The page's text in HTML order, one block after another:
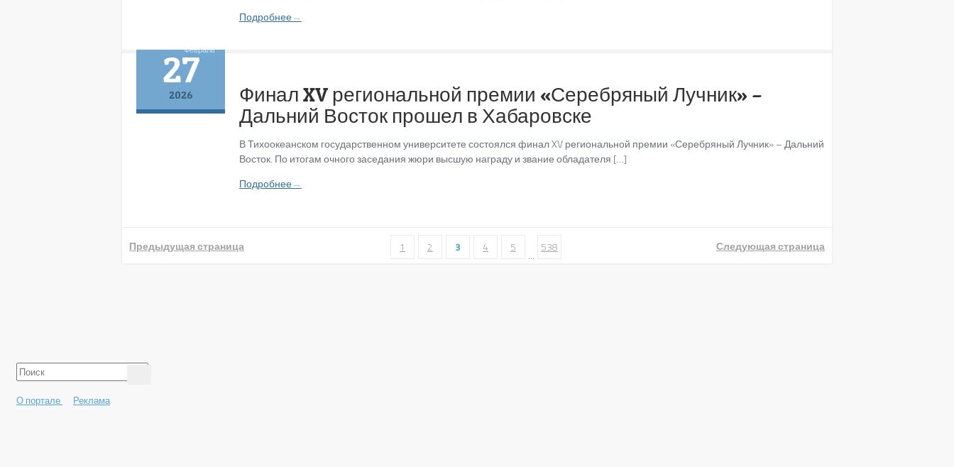
Подробнее→
27Февраль
2026
Финал XV региональной премии «Серебряный Лучник» –
Дальний Восток прошел в Хабаровске
В Тихоокеанском государственном университете состоялся финал XV региональной премии «Серебряный Лучник» – Дальний
Восток. По итогам очного заседания жюри высшую награду и звание обладателя […]
Подробнее→
Предыдущая страница 1 2 3 4 5
...
538 Следующая страница
О портале Реклама